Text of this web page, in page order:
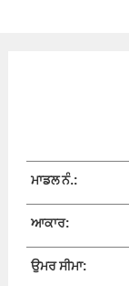
ਮਾਡਲ ਨੰ.:
ਆਕਾਰ:
ਉਮਰ ਸੀਮਾ: